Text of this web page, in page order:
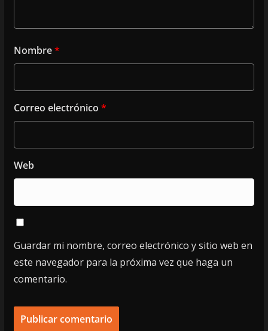
Nombre*
Correo electrónico *
Web
Guardar mi nombre, correo electrónico y sitio web en
este navegador para la próxima vez que haga un
comentario.